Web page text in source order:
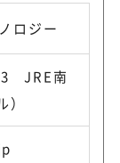
ロジー
JRE南